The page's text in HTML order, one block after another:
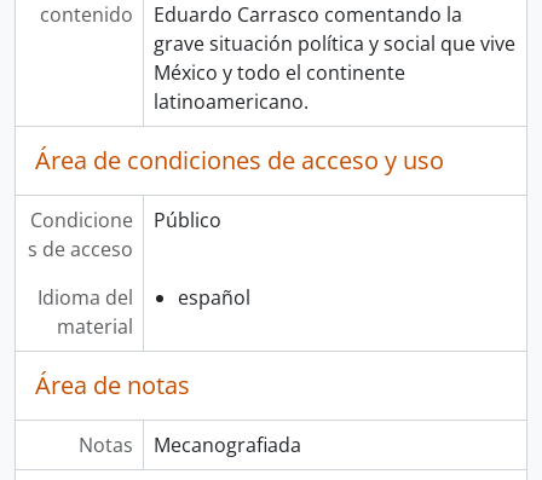
contenido
Eduardo Carrasco comentando la
grave situación política y social que vive
México y todo el continente
latinoamericano.
Área de condiciones de acceso y uso
Condicione
s de acceso
Público
Idioma del
material
español
Área de notas
Notas Mecanografiada